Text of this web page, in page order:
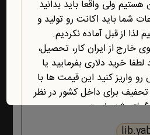
یابش
ها و فروشگاه ، حتما و حتما
صفحه پشتیبانی و پیام
و ثبت سفارش را مطالعه
مشکل شما نبود آنگاه ایمیل
هستیم ولی واقعا باید بدانید
شما باید اکانت رو تولید و
لذا از قبل آماده نکردیم.
خارج از ایران کار، تحصیل،
لطفا خرید دلاری بفرمایید یا
واریز کنید این قیمت ها با
برای داخل کشور در نظر
گرفته شده است.
اضافه شده به فروشگاه